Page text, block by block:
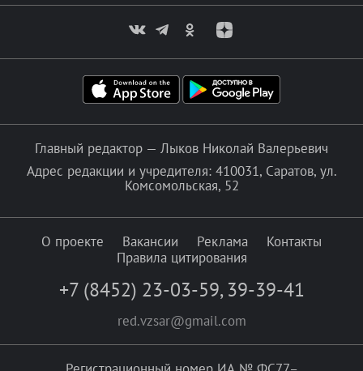
Главный редактор — Лыков Николай Валерьевич
Адрес редакции и учредителя: 410031, Саратов, ул.
Комсомольская, 52
О проекте Вакансии Реклама
Контакты
Правила цитирования
+7 (8452) 23-03-59, 39-39-41
red.vzsar@gmail.com